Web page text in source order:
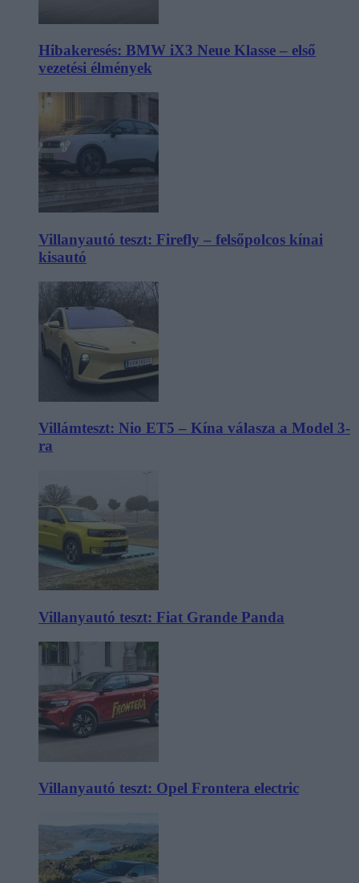
Hibakeresés: BMW iX3 Neue Klasse – első
vezetési élmények
Villanyautó teszt: Firefly – felsőpolcos kínai
kisautó
Villámteszt: Nio ET5 – Kína válasza a Model 3-
ra
Villanyautó teszt: Fiat Grande Panda
Villanyautó teszt: Opel Frontera electric